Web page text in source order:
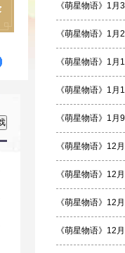
《萌星物语》1
《萌星物语》1
《萌星物语》1
《萌星物语》1
《萌星物语》1
《萌星物语》12
《萌星物语》12
《萌星物语》12
《萌星物语》12